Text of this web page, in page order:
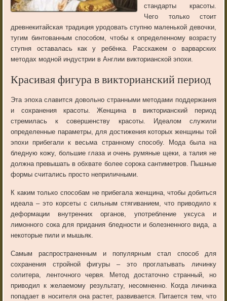
стандарты красоты.
Чего только стоит
древнекитайская традиция уродовать ступню маленькой девочки,
тугим бинтованным способом, чтобы к определенному возрасту
ступня оставалась как у ребёнка. Расскажем о варварских
методах модной индустрии в Англии викторианской эпохи.
Красивая фигура в викторианский период
Эта эпоха славится довольно странными методами поддержания
и сохранения красоты. Женщина в викторианский период
стремилась к совершенству красоты. Идеалом служили
определенные параметры, для достижения которых женщины той
эпохи прибегали к весьма странному способу. Мода была на
бледную кожу, большие глаза и очень румяные щеки, а талия не
должна превышать в обхвате более сорока сантиметров. Пышные
формы считались просто неприличными.
К каким только способам не прибегала женщина, чтобы добиться
идеала – это корсеты с сильным стягиванием, что приводило к
деформации внутренних органов, употребление уксуса и
лимонного сока для придания бледности и болезненного вида, а
некоторые пили и мышьяк.
Самым распространенным и популярным стал способ для
сохранения стройной фигуры – это проглатывать личинку
солитера, ленточного червя. Метод достаточно странный, но
приводил к желаемому результату, несомненно. Когда личинка
попадает в носителя она растет, развивается. Питается тем, что